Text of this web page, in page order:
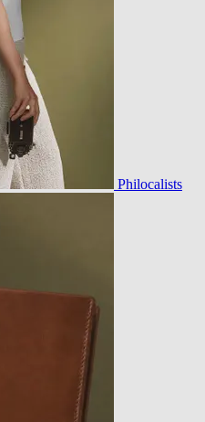
Philocalists